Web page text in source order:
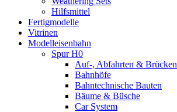
Hilfsmittel
Fertigmodelle
Vitrinen
Modelleisenbahn
Spur H0
Auf-, Abfahrten & Brücken
Bahnhöfe
Bahntechnische Bauten
Bäume & Büsche
Car System